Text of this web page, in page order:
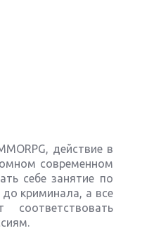
действие в
современном
себе занятие по
до криминала, а все